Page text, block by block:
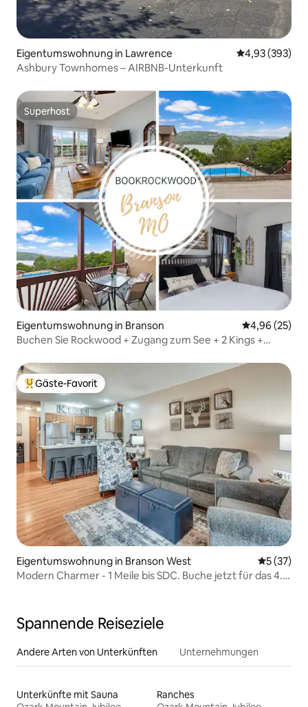
Eigentumswohnung in Lawrence
4,93 (393)
Ashbury Townhomes – AIRBNB-Unterkunft
Superhost
Superhost
Eigentumswohnung in Branson
4,96 (25)
Buchen Sie Rockwood + Zugang zum See + 2 Kings +
Beliebter Gäste-Favorit.
Gäste-Favorit
Eigentumswohnung in Branson West
5 (37)
Modern Charmer - 1 Meile bis SDC. Buche jetzt für das 4.
Spannende Reiseziele
Andere Arten von Unterkünften Unternehmungen
Unterkünfte mit Sauna
Ranches